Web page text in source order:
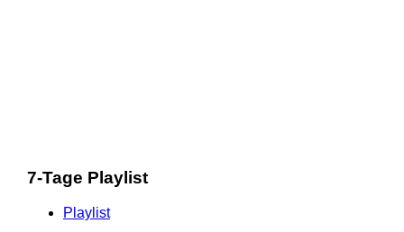
7-Tage Playlist
Playlist